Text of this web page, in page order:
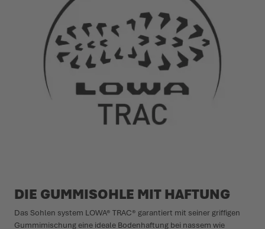
DIE GUMMISOHLE MIT HAFTUNG
Das Sohlen system LOWA® TRAC® garantiert mit seiner griffigen
Gummimischung eine ideale Bodenhaftung bei nassem wie